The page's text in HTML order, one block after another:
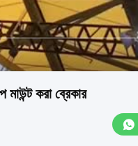
করা ব্রেকার